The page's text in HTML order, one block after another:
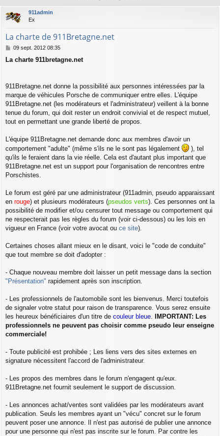
911admin
Ex
La charte de 911Bretagne.net
M
s
g
09 sept. 2012 08:35
La charte 911bretagne.net
911Bretagne.net donne la possibilité aux personnes intéressées par la
marque de véhicules Porsche de communiquer entre elles. L'équipe
911Bretagne.net (les modérateurs et l'administrateur) veillent à la bonne
tenue du forum, qui doit rester un endroit convivial et de respect mutuel,
tout en permettant une grande liberté de propos.
L'équipe 911Bretagne.net demande donc aux membres d'avoir un
comportement "adulte" (même s'ils ne le sont pas légalement
), tel
qu'ils le feraient dans la vie réelle. Cela est d'autant plus important que
911Bretagne.net est un support pour l'organisation de rencontres entre
Porschistes.
Le forum est géré par une administrateur (911admin, pseudo apparaissant
en rouge) et plusieurs modérateurs (pseudos verts). Ces personnes ont la
possibilité de modifier et/ou censurer tout message ou comportement qui
ne respecterait pas les règles du forum (voir ci-dessous) ou les lois en
vigueur en France (voir votre avocat ou ce site).
Certaines choses allant mieux en le disant, voici le "code de conduite"
que tout membre se doit d'adopter :
- Chaque nouveau membre doit laisser un petit message dans la section
"Présentation" rapidement après son inscription.
- Les professionnels de l'automobile sont les bienvenus. Merci toutefois
de signaler votre statut pour raison de transparence. Vous serez ensuite
les heureux bénéficiaires d'un titre de couleur bleue.
IMPORTANT: Les
professionnels ne peuvent pas choisir comme pseudo leur enseigne
commerciale!
- Toute publicité est prohibée ; Les liens vers des sites externes en
signature nécessitent l'accord de l'administrateur.
- Les propos des membres dans le forum n'engagent qu'eux.
911Bretagne.net fournit seulement le support de discussion.
- Les annonces achat/ventes sont validées par les modérateurs avant
publication. Seuls les membres ayant un "vécu" concret sur le forum
peuvent poser une annonce. Il n'est pas autorisé de publier une annonce
pour une personne qui n'est pas inscrite sur le forum. Par contre les